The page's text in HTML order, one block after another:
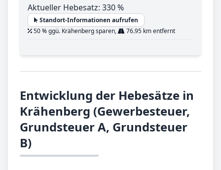
Aktueller Hebesatz: 330 %
Standort-Informationen aufrufen
50 % ggü. Krähenberg sparen,
76.95 km entfernt
Entwicklung der Hebesätze in
Krähenberg (Gewerbesteuer,
Grundsteuer A, Grundsteuer
B)